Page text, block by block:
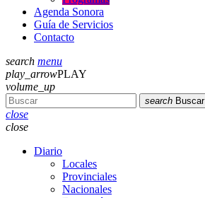
Agenda Sonora
Guía de Servicios
Contacto
search menu
play_arrowPLAY
volume_up
search Buscar
close
close
Diario
Locales
Provinciales
Nacionales